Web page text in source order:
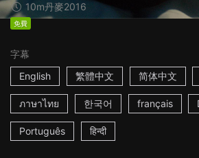
10m丹麥2016
免費
字幕
English
繁體中文 简体中文
ภาษาไทย 한국어 français
Português हिन्दी